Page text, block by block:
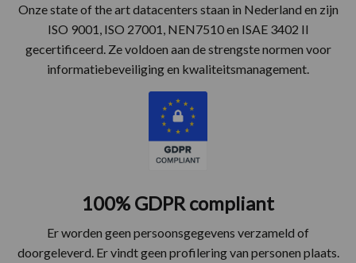
Onze state of the art datacenters staan in Nederland en zijn
ISO 9001, ISO 27001, NEN7510 en ISAE 3402 II
gecertificeerd. Ze voldoen aan de strengste normen voor
informatiebeveiliging en kwaliteitsmanagement.
100% GDPR compliant
Er worden geen persoonsgegevens verzameld of
doorgeleverd. Er vindt geen profilering van personen plaats.